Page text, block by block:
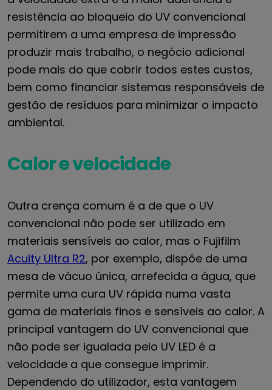
resistência ao bloqueio do UV convencional
permitirem a uma empresa de impressão
produzir mais trabalho, o negócio adicional
pode mais do que cobrir todos estes custos,
bem como financiar sistemas responsáveis de
gestão de resíduos para minimizar o impacto
ambiental.
Calor e velocidade
Outra crença comum é a de que o UV
convencional não pode ser utilizado em
materiais sensíveis ao calor, mas o Fujifilm
Acuity Ultra R2, por exemplo, dispõe de uma
mesa de vácuo única, arrefecida a água, que
permite uma cura UV rápida numa vasta
gama de materiais finos e sensíveis ao calor. A
principal vantagem do UV convencional que
não pode ser igualada pelo UV LED é a
velocidade a que consegue imprimir.
Dependendo do utilizador, esta vantagem